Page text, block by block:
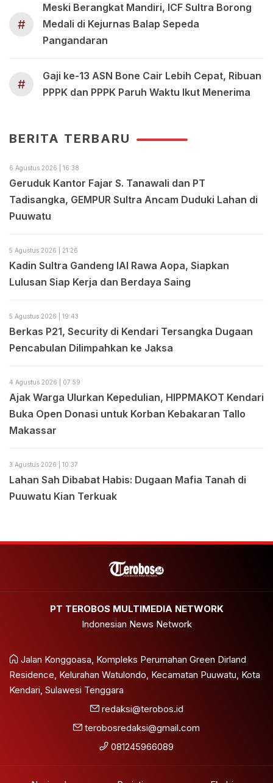
#
Meski Berangkat Mandiri, ICF Sultra Borong
Medali di Kejurnas Balap Sepeda
Pangandaran
#
Gaji ke-13 ASN Bone Cair Lebih Cepat, Ribuan
PPPK dan PPPK Paruh Waktu Ikut Menerima
BERITA TERBARU
6 Agustus 2026 | 16:38
Geruduk Kantor Fajar S. Tanawali dan PT
Tadisangka, GEMPUR Sultra Ancam Duduki Lahan di
Puuwatu
5 Agustus 2026 | 21:26
Kadin Sultra Gandeng IAI Rawa Aopa, Siapkan
Lulusan Siap Kerja dan Berdaya Saing
5 Agustus 2026 | 19:43
Berkas P21, Security di Kendari Tersangka Dugaan
Pencabulan Dilimpahkan ke Jaksa
4 Agustus 2026 | 07:59
Ajak Warga Ulurkan Kepedulian, HIPPMAKOT Kendari
Buka Open Donasi untuk Korban Kebakaran Tallo
Makassar
3 Agustus 2026 | 10:37
Lahan Sah Dibabat Habis: Dugaan Mafia Tanah di
Puuwatu Kian Terkuak
PT TEROBOS MULTIMEDIA NETWORK
Indonesian News Network
Jalan Konggoasa, Kompleks Perumahan Green Dirland
Residence, Kelurahan Watulondo, Kecamatan Puuwatu, Kota
Kendari, Sulawesi Tenggara
redaksi@terobos.id
terobosredaksi@gmail.com
081245966089